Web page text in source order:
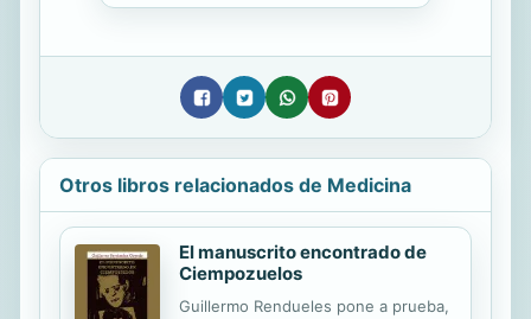
Otros libros relacionados de Medicina
El manuscrito encontrado de
Ciempozuelos
Guillermo Rendueles pone a prueba,